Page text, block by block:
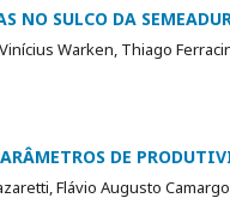
NO SULCO DA
Warken, Thiago
DE
Flávio Augusto